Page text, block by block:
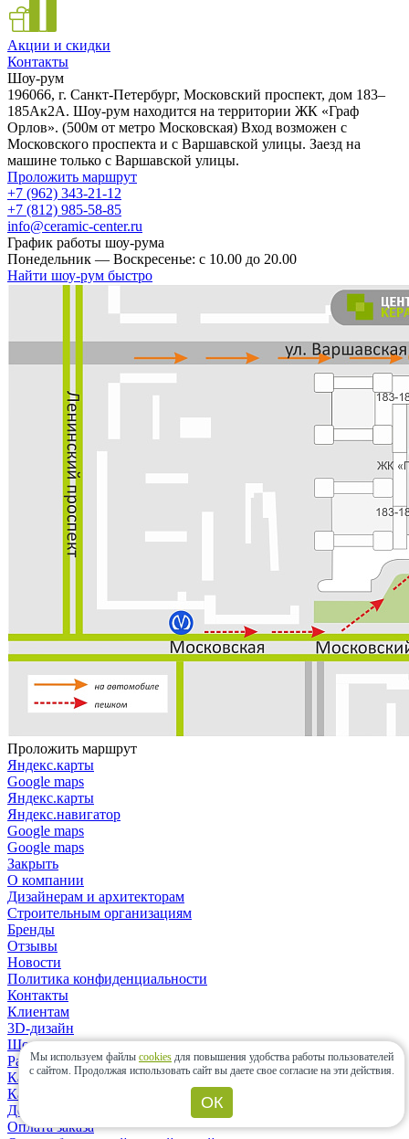
Акции и скидки
Контакты
Шоу-рум
196066, г. Санкт-Петербург, Московский проспект, дом 183–
185Ак2А. Шоу-рум находится на территории ЖК «Граф
Орлов». (500м от метро Московская) Вход возможен с
Московского проспекта и с Варшавской улицы. Заезд на
машине только с Варшавской улицы.
Проложить маршрут
+7 (962) 343-21-12
+7 (812) 985-58-85
info@ceramic-center.ru
График работы шоу-рума
Понедельник — Воскресенье: с 10.00 до 20.00
Найти шоу-рум быстро
Проложить маршрут
Яндекс.карты
Google maps
Яндекс.карты
Яндекс.навигатор
Google maps
Google maps
Закрыть
О компании
Дизайнерам и архитекторам
Строительным организациям
Бренды
Отзывы
Новости
Политика конфиденциальности
Контакты
Клиентам
3D-дизайн
Шоу-рум
Расчет материалов
Как сделать заказ?
Как выбрать плитку?
Доставка заказа
Оплата заказа
Мы используем файлы cookies для повышения удобства работы пользователей
с сайтом. Продолжая использовать сайт вы даете свое согласие на эти действия.
ОК